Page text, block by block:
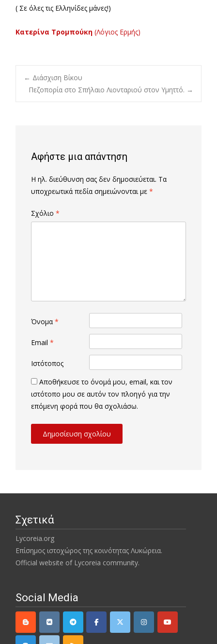
( Σε όλες τις Ελληνίδες μάνες!)
Κατερίνα Τρομπούκη (Λόγιος Ερμής)
Post
← Διάσχιση Βίκου
Πεζοπορία στο Σπήλαιο Λιονταριού στον Υμηττό. →
Αφήστε μια απάντηση
Η ηλ. διεύθυνση σας δεν δημοσιεύεται. Τα
υποχρεωτικά πεδία σημειώνονται με *
Σχόλιο *
Όνομα *
Email *
Ιστότοπος
Αποθήκευσε το όνομά μου, email, και τον
ιστότοπο μου σε αυτόν τον πλοηγό για την
επόμενη φορά που θα σχολιάσω.
Σχετικά
Lycoreia.org
Επίσημος ιστοχώρος της κοινότητας Λυκώρεια.
Official website of Lycoreia community.
Social Media